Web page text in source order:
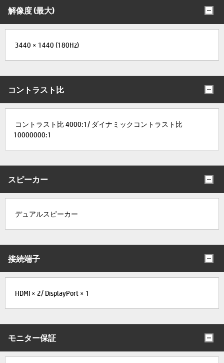
解像度 (最大)
3440 × 1440 (180Hz)
コントラスト比
コントラスト比 4000:1/ ダイナミックコントラスト比
10000000:1
スピーカー
デュアルスピーカー
接続端子
HDMI × 2/ DisplayPort × 1
モニター保証